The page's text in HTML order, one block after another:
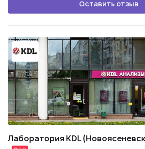
Оставить отзыв
Лаборатория KDL